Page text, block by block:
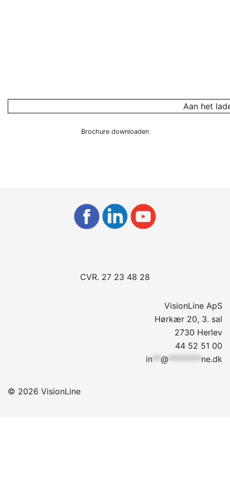
Aan het
Brochure downloaden
CVR. 27 23 48 28
VisionLine ApS
Hørkær 20, 3. sal
2730 Herlev
44 52 51 00
in
@ ne.dk
© 2026 VisionLine